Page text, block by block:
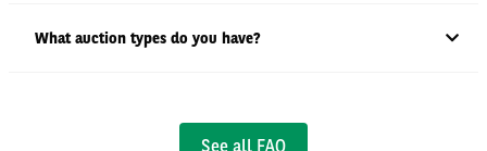
What auction types do you have?
See all FAQ